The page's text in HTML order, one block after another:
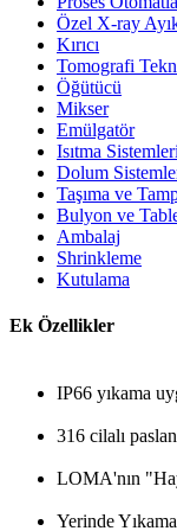
Özel X-ray
Kırıcı
Tomografi
Öğütücü
Mikser
Emülgatör
Isıtma Sistemleri
Dolum
Taşıma ve
Bulyon ve
Ambalaj
Shrinkleme
Kutulama
Ek Özellikler
IP66 yıkama
316 cilalı
LOMA'nın
Yerinde